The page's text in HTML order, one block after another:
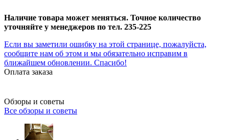
Наличие товара может меняться. Точное количество
уточняйте у менеджеров по тел. 235-225
Если вы заметили ошибку на этой странице, пожалуйста,
сообщите нам об этом и мы обязательно исправим в
ближайшем обновлении. Спасибо!
Оплата заказа
Обзоры и советы
Все обзоры и советы